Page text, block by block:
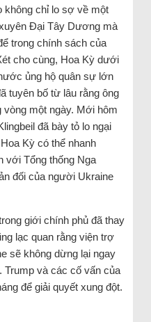
không chỉ lo sợ về một
Đại Tây Dương mà
trong chính sách của
cho cùng, Hoa Kỳ dưới
ủng hộ quân sự lớn
tuyên bố từ lâu rằng ông
một ngày. Mới hôm
đã bày tỏ lo ngại
Kỳ có thể nhanh
với Tổng thống Nga
đối của người Ukraine
giới chính phủ đã thay
lạc quan rằng viện trợ
sẽ không dừng lại ngay
và các cố vấn của
để giải quyết xung đột.